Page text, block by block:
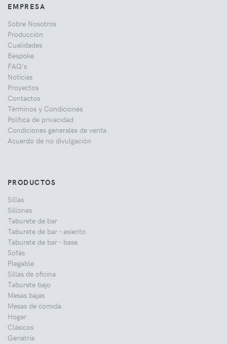
EMPRESA
Sobre Nosotros
Producción
Cualidades
Bespoke
FAQ's
Noticias
Proyectos
Contactos
Términos y Condiciones
Política de privacidad
Condiciones generales de venta
Acuerdo de no divulgación
PRODUCTOS
Sillas
Sillones
Taburete de bar
Taburete de bar - asiento
Taburete de bar - base
Sofás
Plegable
Sillas de oficina
Taburete bajo
Mesas bajas
Mesas de comida
Hogar
Clásicos
Geriatría